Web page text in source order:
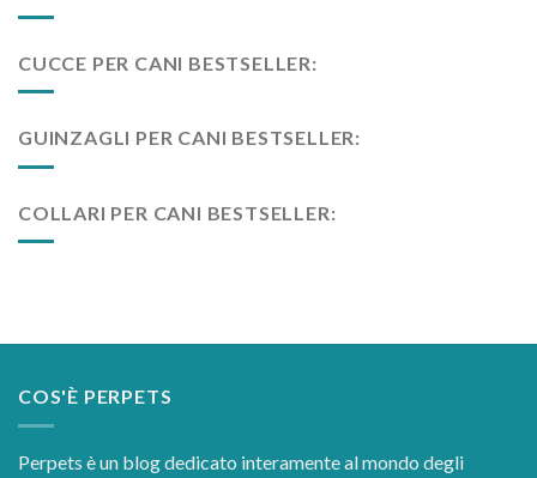
CUCCE PER CANI BESTSELLER:
GUINZAGLI PER CANI BESTSELLER:
COLLARI PER CANI BESTSELLER:
COS'È PERPETS
Perpets è un blog dedicato interamente al mondo degli